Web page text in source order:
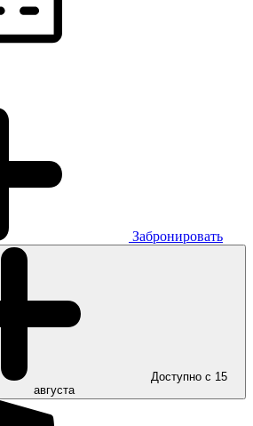
Забронировать
Доступно с 15
августа